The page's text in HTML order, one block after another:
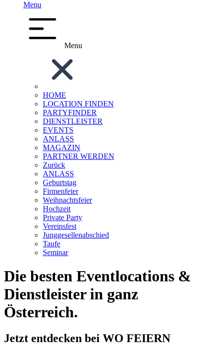
Menu
Menu
HOME
LOCATION FINDEN
PARTYFINDER
DIENSTLEISTER
EVENTS
ANLASS
MAGAZIN
PARTNER WERDEN
Zurück
ANLASS
Geburtstag
Firmenfeier
Weihnachtsfeier
Hochzeit
Private Party
Vereinsfest
Junggesellenabschied
Taufe
Seminar
Die besten Eventlocations &
Dienstleister in ganz
Österreich.
Jetzt entdecken bei WO FEIERN